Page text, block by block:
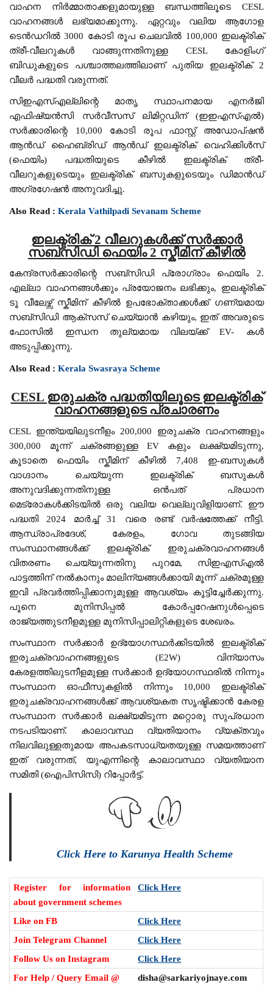
വാഹന നിർമ്മാതാക്കളുമായുള്ള ബന്ധത്തിലൂടെ CESL
വാഹനങ്ങൾ ലഭ്യമാക്കുന്നു. ഏറ്റവും വലിയ ആഗോള
ടെൻഡറിൽ 3000 കോടി രൂപ ചെലവിൽ 100,000 ഇലക്ട്രിക്
ത്രീ-വീലറുകൾ വാങ്ങുന്നതിനുള്ള CESL കോളിംഗ്
ബിഡുകളുടെ പശ്ചാത്തലത്തിലാണ് പുതിയ ഇലക്ട്രിക് 2
വീലർ പദ്ധതി വരുന്നത്.
സിഇഎസ്എല്ലിന്റെ മാതൃ സ്ഥാപനമായ എനർജി
എഫിഷ്യൻസി സർവീസസ് ലിമിറ്റഡിന് (ഇഇഎസ്എൽ)
സർക്കാരിന്റെ 10,000 കോടി രൂപ ഫാസ്റ്റ് അഡോപ്ഷൻ
ആൻഡ് ഹൈബ്രിഡ് ആൻഡ് ഇലക്ട്രിക് വെഹിക്കിൾസ്
(ഫെയിം) പദ്ധതിയുടെ കീഴിൽ ഇലക്ട്രിക് ത്രീ-
വീലറുകളുടെയും ഇലക്ട്രിക് ബസുകളുടെയും ഡിമാൻഡ്
അഗ്രഗേഷൻ അനുവദിച്ചു.
Also Read :Kerala Vathilpadi Sevanam Scheme
ഇലക്ട്രിക് 2 വീലറുകൾക്ക് സർക്കാർ
സബ്സിഡി ഫെയിം 2 സ്കീമിന് കീഴിൽ
കേന്ദ്രസർക്കാരിന്റെ സബ്സിഡി പ്രോഗ്രാം ഫെയിം 2.
എല്ലാ വാഹനങ്ങൾക്കും പ്രയോജനം ലഭിക്കും, ഇലക്ട്രിക്
ടൂ വീലേഴ്സ് സ്കീമിന് കീഴിൽ ഉപഭോക്താക്കൾക്ക് ഗണ്യമായ
സബ്സിഡി ആക്സസ് ചെയ്യാൻ കഴിയും, ഇത് അവരുടെ
ഫോസിൽ ഇന്ധന തുല്യമായ വിലയ്ക്ക് EV- കൾ
അടുപ്പിക്കുന്നു.
Also Read :Kerala Swasraya Scheme
CESL ഇരുചക്ര പദ്ധതിയിലൂടെ ഇലക്ട്രിക്
വാഹനങ്ങളുടെ പ്രചാരണം
CESL ഇന്ത്യയിലുടനീളം 200,000 ഇരുചക്ര വാഹനങ്ങളും
300,000 മൂന്ന് ചക്രങ്ങളുള്ള EV കളും ലക്ഷ്യമിടുന്നു,
കൂടാതെ ഫെയിം സ്കീമിന് കീഴിൽ 7,408 ഇ-ബസുകൾ
വാഗ്ദാനം ചെയ്യുന്ന ഇലക്ട്രിക് ബസുകൾ
അനുവദിക്കുന്നതിനുള്ള ഒൻപത് പ്രധാന
മെട്രോകൾക്കിടയിൽ ഒരു വലിയ വെല്ലുവിളിയാണ്. ഈ
പദ്ധതി 2024 മാർച്ച് 31 വരെ രണ്ട് വർഷത്തേക്ക് നീട്ടി.
ആന്ധ്രാപ്രദേശ്, കേരളം, ഗോവ തുടങ്ങിയ
സംസ്ഥാനങ്ങൾക്ക് ഇലക്ട്രിക് ഇരുചക്രവാഹനങ്ങൾ
വിതരണം ചെയ്യുന്നതിനു പുറമേ, സിഇഎസ്എൽ
പാട്ടത്തിന് നൽകാനും മാലിന്യങ്ങൾക്കായി മൂന്ന് ചക്രമുള്ള
ഇവി പ്രവർത്തിപ്പിക്കാനുമുള്ള ആവശ്യം കൂട്ടിച്ചേർക്കുന്നു.
പൂനെ മുനിസിപ്പൽ കോർപ്പറേഷനുൾപ്പെടെ
രാജ്യത്തുടനീളമുള്ള മുനിസിപ്പാലിറ്റികളുടെ ശേഖരം.
സംസ്ഥാന സർക്കാർ ഉദ്യോഗസ്ഥർക്കിടയിൽ ഇലക്ട്രിക്
ഇരുചക്രവാഹനങ്ങളുടെ (E2W) വിന്യാസം
കേരളത്തിലുടനീളമുള്ള സർക്കാർ ഉദ്യോഗസ്ഥരിൽ നിന്നും
സംസ്ഥാന ഓഫീസുകളിൽ നിന്നും 10,000 ഇലക്ട്രിക്
ഇരുചക്രവാഹനങ്ങൾക്ക് ആവശ്യകത സൃഷ്ടിക്കാൻ കേരള
സംസ്ഥാന സർക്കാർ ലക്ഷ്യമിടുന്ന മറ്റൊരു സുപ്രധാന
നടപടിയാണ്. കാലാവസ്ഥ വ്യതിയാനം വ്യക്തവും
നിലവിലുള്ളതുമായ അപകടസാധ്യതയുള്ള സമയത്താണ്
ഇത് വരുന്നത്, യുഎന്നിന്റെ കാലാവസ്ഥാ വ്യതിയാന
സമിതി (ഐപിസിസി) റിപ്പോർട്ട്.
Click Here to Karunya Health Scheme
Register for information
about government schemes
Click Here
Like on FB
Click Here
Join Telegram Channel
Click Here
Follow Us on Instagram
Click Here
For Help / Query Email @
disha@sarkariyojnaye.com